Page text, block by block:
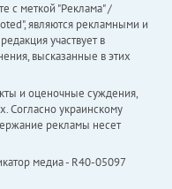
с меткой "Реклама" /
являются рекламными и
участвует в
высказанные в этих
и оценочные суждения,
Согласно украинскому
рекламы несет
медиа - R40-05097